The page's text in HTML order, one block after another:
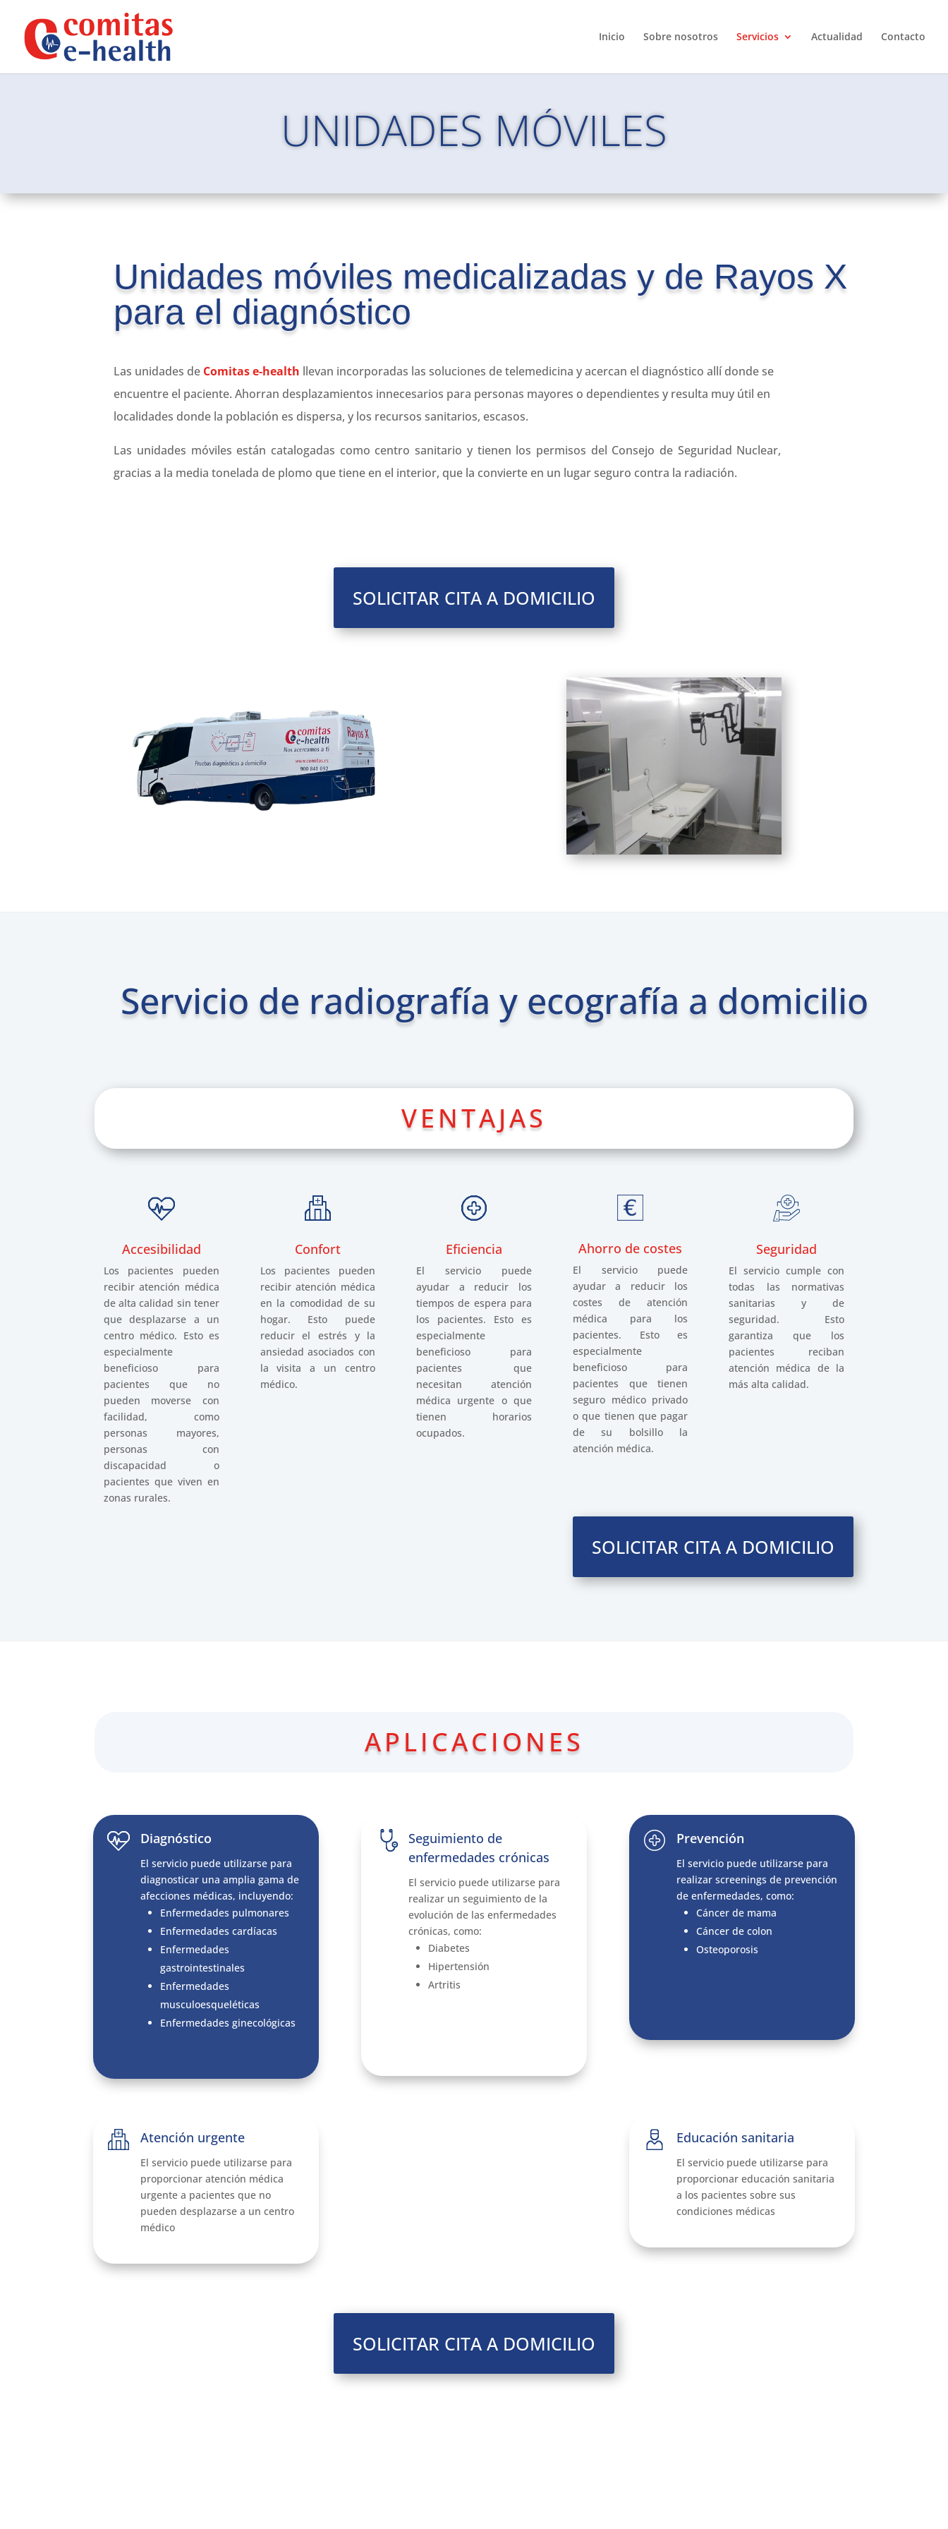
Inicio Sobre nosotros Servicios Actualidad Contacto
UNIDADES MÓVILES
Unidades móviles medicalizadas y de Rayos X
para el diagnóstico
Las unidades de Comitas e-health llevan incorporadas las soluciones de telemedicina y acercan el diagnóstico allí donde se
encuentre el paciente. Ahorran desplazamientos innecesarios para personas mayores o dependientes y resulta muy útil en
localidades donde la población es dispersa, y los recursos sanitarios, escasos.
Las unidades móviles están catalogadas como centro sanitario y tienen los permisos del Consejo de Seguridad Nuclear,
gracias a la media tonelada de plomo que tiene en el interior, que la convierte en un lugar seguro contra la radiación.
SOLICITAR CITA A DOMICILIO
Servicio de radiografía y ecografía a domicilio
VENTAJAS
Accesibilidad
Los pacientes pueden
recibir atención médica
de alta calidad sin tener
que desplazarse a un
centro médico. Esto es
especialmente
beneficioso para
pacientes que no
pueden moverse con
facilidad, como
personas mayores,
personas con
discapacidad o
pacientes que viven en
zonas rurales.
Confort
Los pacientes pueden
recibir atención médica
en la comodidad de su
hogar. Esto puede
reducir el estrés y la
ansiedad asociados con
la visita a un centro
médico.
Eficiencia
El servicio puede
ayudar a reducir los
tiempos de espera para
los pacientes. Esto es
especialmente
beneficioso para
pacientes que
necesitan atención
médica urgente o que
tienen horarios
ocupados.
Ahorro de costes
El servicio puede
ayudar a reducir los
costes de atención
médica para los
pacientes. Esto es
especialmente
beneficioso para
pacientes que tienen
seguro médico privado
o que tienen que pagar
de su bolsillo la
atención médica.
Seguridad
El servicio cumple con
todas las normativas
sanitarias y de
seguridad. Esto
garantiza que los
pacientes reciban
atención médica de la
más alta calidad.
SOLICITAR CITA A DOMICILIO
APLICACIONES
Diagnóstico
El servicio puede utilizarse para
diagnosticar una amplia gama de
afecciones médicas, incluyendo:
Enfermedades pulmonares
Enfermedades cardíacas
Enfermedades
gastrointestinales
Enfermedades
musculoesqueléticas
Enfermedades ginecológicas
Seguimiento de
enfermedades crónicas
El servicio puede utilizarse para
realizar un seguimiento de la
evolución de las enfermedades
crónicas, como:
Diabetes
Hipertensión
Artritis
Prevención
El servicio puede utilizarse para
realizar screenings de prevención
de enfermedades, como:
Cáncer de mama
Cáncer de colon
Osteoporosis
Atención urgente
El servicio puede utilizarse para
proporcionar atención médica
urgente a pacientes que no
pueden desplazarse a un centro
médico
Educación sanitaria
El servicio puede utilizarse para
proporcionar educación sanitaria
a los pacientes sobre sus
condiciones médicas
SOLICITAR CITA A DOMICILIO